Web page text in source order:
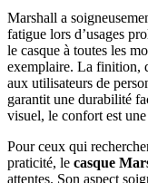
Marshall a
fatigue lors d’usages
le casque à toutes les
exemplaire. La finition,
aux utilisateurs de
garantit une durabilité
visuel, le confort est
Pour ceux qui
praticité, le casque
attentes. Son aspect